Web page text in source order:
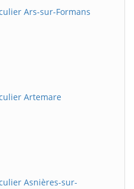
Ars-sur-Formans
Artemare
Asnières-sur-